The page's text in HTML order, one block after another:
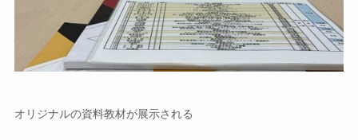
オリジナルの資料教材が展示される